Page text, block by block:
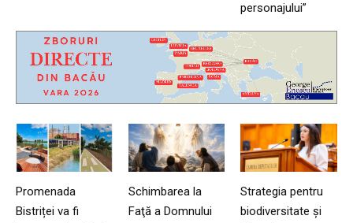
personajului”
Promenada
Bistriței va fi
Schimbarea la
Faţă a Domnului
Strategia pentru
biodiversitate și